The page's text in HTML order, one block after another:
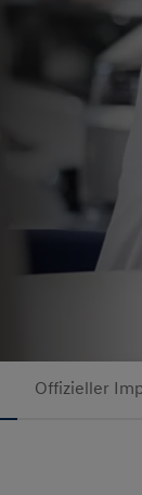
Offizieller